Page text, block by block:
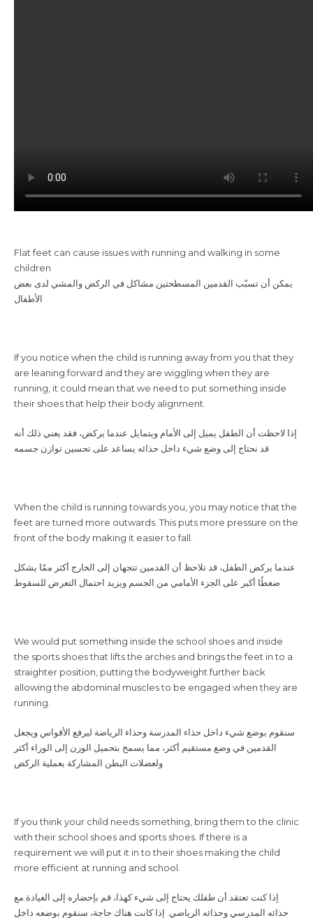
Flat feet can cause issues with running and walking in some
children
يمكن أن تسبّب القدمين المسطحتين مشاكل في الركض والمشي لدى بعض
الأطفال
are leaning forward and they are wiggling when they are
running, it could mean that we need to put something inside
their shoes that help their body alignment.
إذا لاحظت أن الطفل يميل إلى الأمام ويتمايل عندما يركض، فقد يعني ذلك أنه
قد نحتاج إلى وضع شيء داخل حذائه يساعد على تحسين توازن جسمه
feet are turned more outwards. This puts more pressure on the
front of the body making it easier to fall.
عندما يركض الطفل، قد تلاحظ أن القدمين تتجهان إلى الخارج أكثر ممّا يشكل
ضغطًا أكبر على الجزء الأمامي من الجسم ويزيد احتمال التعرض للسقوط
the sports shoes that lifts the arches and brings the feet in to a
straighter position, putting the bodyweight further back
allowing the abdominal muscles to be engaged when they are
running.
سنقوم بوضع شيء داخل حذاء المدرسة وحذاء الرياضة ليرفع الأقواس ويجعل
القدمين في وضع مستقيم أكثر، مما يسمح بتحميل الوزن إلى الوراء أكثر
ولعضلات البطن المشاركة بعملية الركض
with their school shoes and sports shoes. If there is a
requirement we will put it in to their shoes making the child
more efficient at running and school.
إذا كنت تعتقد أن طفلك يحتاج إلى شيء كهذا، قم بإحضاره إلى العيادة مع
حذائه المدرسي وحذائه الرياضي. إذا كانت هناك حاجة، سنقوم بوضعه داخل